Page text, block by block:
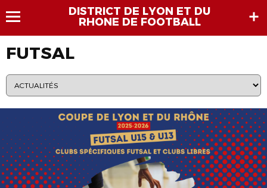
DISTRICT DE LYON ET DU
RHONE DE FOOTBALL
FUTSAL